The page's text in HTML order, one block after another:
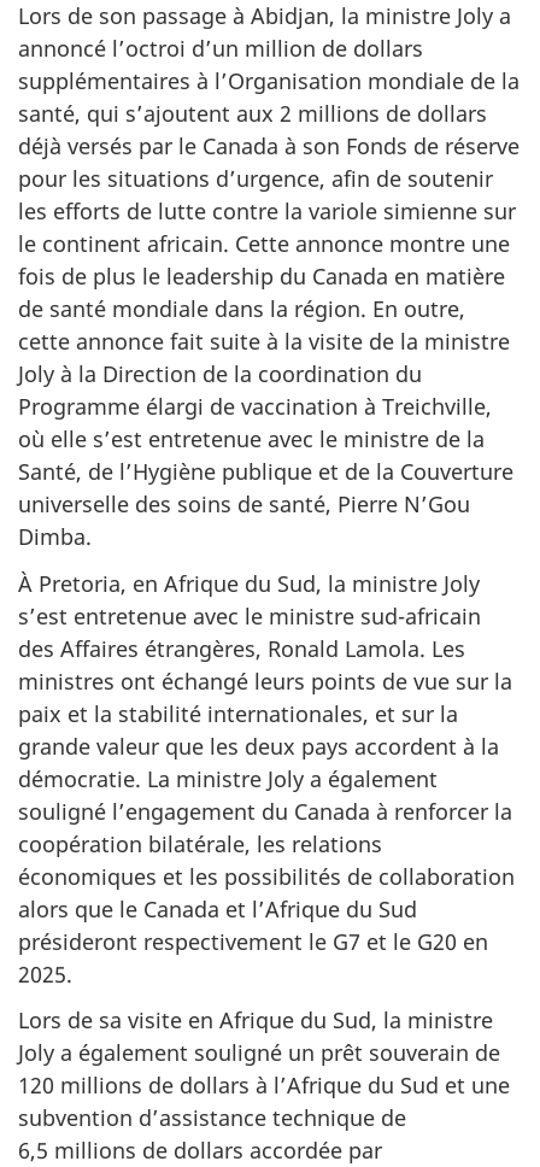
Lors de son passage à Abidjan, la ministre Joly a
annoncé l’octroi d’un million de dollars
supplémentaires à l’Organisation mondiale de la
santé, qui s’ajoutent aux 2 millions de dollars
déjà versés par le Canada à son Fonds de réserve
pour les situations d’urgence, afin de soutenir
les efforts de lutte contre la variole simienne sur
le continent africain. Cette annonce montre une
fois de plus le leadership du Canada en matière
de santé mondiale dans la région. En outre,
cette annonce fait suite à la visite de la ministre
Joly à la Direction de la coordination du
Programme élargi de vaccination à Treichville,
où elle s’est entretenue avec le ministre de la
Santé, de l’Hygiène publique et de la Couverture
universelle des soins de santé, Pierre N’Gou
Dimba.
À Pretoria, en Afrique du Sud, la ministre Joly
s’est entretenue avec le ministre sud-africain
des Affaires étrangères, Ronald Lamola. Les
ministres ont échangé leurs points de vue sur la
paix et la stabilité internationales, et sur la
grande valeur que les deux pays accordent à la
démocratie. La ministre Joly a également
souligné l’engagement du Canada à renforcer la
coopération bilatérale, les relations
économiques et les possibilités de collaboration
alors que le Canada et l’Afrique du Sud
présideront respectivement le G7 et le G20 en
2025.
Lors de sa visite en Afrique du Sud, la ministre
Joly a également souligné un prêt souverain de
120 millions de dollars à l’Afrique du Sud et une
subvention d’assistance technique de
6,5 millions de dollars accordée par